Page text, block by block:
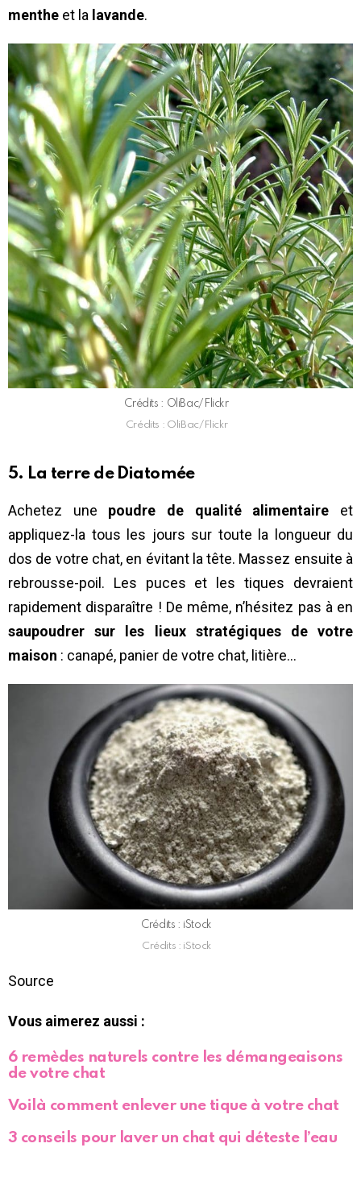
menthe et la lavande.
Crédits : OliBac/Flickr
Crédits : OliBac/Flickr
5. La terre de Diatomée
Achetez une poudre de qualité alimentaire et
appliquez-la tous les jours sur toute la longueur du
dos de votre chat, en évitant la tête. Massez ensuite à
rebrousse-poil. Les puces et les tiques devraient
rapidement disparaître ! De même, n’hésitez pas à en
saupoudrer sur les lieux stratégiques de votre
maison : canapé, panier de votre chat, litière…
Crédits : iStock
Crédits : iStock
Source
Vous aimerez aussi :
6 remèdes naturels contre les démangeaisons
de votre chat
Voilà comment enlever une tique à votre chat
3 conseils pour laver un chat qui déteste l’eau